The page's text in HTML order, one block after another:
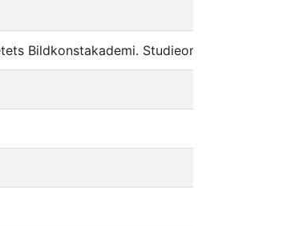
Bildkonstakademi. Studieområde